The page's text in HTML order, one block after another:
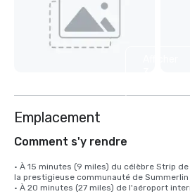
Emplacement
Comment s'y rendre
• À 15 minutes (9 miles) du célèbre Strip
la prestigieuse communauté de Summerlin
• À 20 minutes (27 miles) de l'aéroport